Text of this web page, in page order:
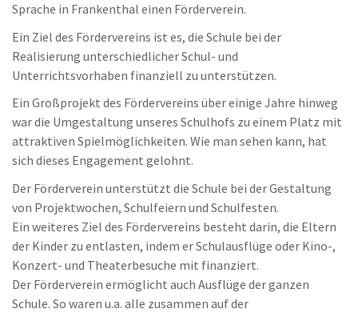
Sprache in Frankenthal einen Förderverein.
Ein Ziel des Fördervereins ist es, die Schule bei der
Realisierung unterschiedlicher Schul- und
Unterrichtsvorhaben finanziell zu unterstützen.
Ein Großprojekt des Fördervereins über einige Jahre hinweg
war die Umgestaltung unseres Schulhofs zu einem Platz mit
attraktiven Spielmöglichkeiten. Wie man sehen kann, hat
sich dieses Engagement gelohnt.
Der Förderverein unterstützt die Schule bei der Gestaltung
von Projektwochen, Schulfeiern und Schulfesten.
Ein weiteres Ziel des Fördervereins besteht darin, die Eltern
der Kinder zu entlasten, indem er Schulausflüge oder Kino-,
Konzert- und Theaterbesuche mit finanziert.
Der Förderverein ermöglicht auch Ausflüge der ganzen
Schule. So waren u.a. alle zusammen auf der